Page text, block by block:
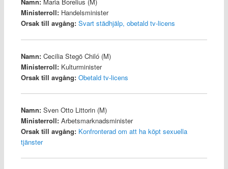
Namn:Maria Borelius (M)
Ministerroll:Handelsminister
Orsak till avgång: Svart städhjälp, obetald tv-licens
Namn:Cecilia Stegö Chiló (M)
Ministerroll:Kulturminister
Orsak till avgång: Obetald tv-licens
Namn:Sven Otto Littorin (M)
Ministerroll:Arbetsmarknadsminister
Orsak till avgång: Konfronterad om att ha köpt sexuella
tjänster